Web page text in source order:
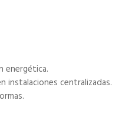
energética.
instalaciones centralizadas.